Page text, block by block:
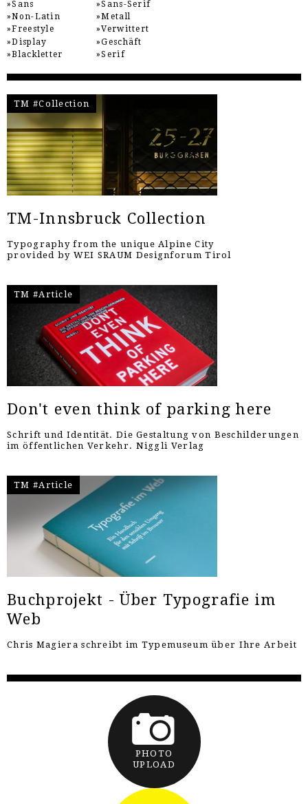
Sans
Non-Latin
Freestyle
Display
Blackletter
Sans-Serif
Metall
Verwittert
Geschäft
Serif
TM #Collection
TM-Innsbruck Collection
Typography from the unique Alpine City
provided by WEI SRAUM Designforum Tirol
TM #Article
Don't even think of parking here
Schrift und Identität. Die Gestaltung von Beschilderungen
im öffentlichen Verkehr. Niggli Verlag
TM #Article
Buchprojekt - Über Typografie im
Web
Chris Magiera schreibt im Typemuseum über Ihre Arbeit
PHOTO
UPLOAD